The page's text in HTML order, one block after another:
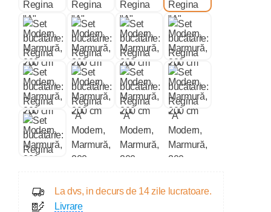
La dvs, in decurs de 14 zile lucratoare.
Livrare